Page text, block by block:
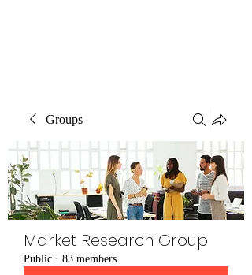
Groups
Market Research Group
Public · 83 members